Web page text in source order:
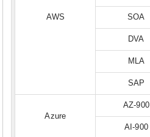
AWS SOA
DVA
MLA
SAP
Azure
AZ-900
AI-900